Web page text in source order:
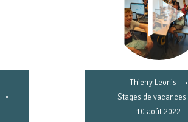
•
Thierry Leonis
•
Stages de vacances
10 août 2022